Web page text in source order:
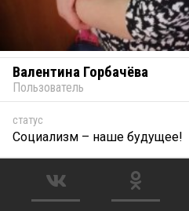
Валентина Горбачёва
Пользователь
статус
Социализм – наше будущее!